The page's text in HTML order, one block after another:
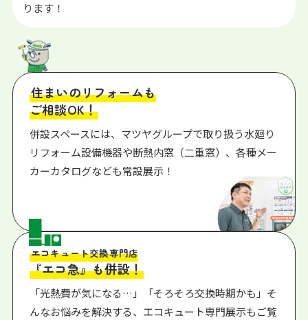
ります！
住まいのリフォームも
ご相談OK！
併設スペースには、マツヤグループで取り扱う水廻り
リフォーム設備機器や断熱内窓（二重窓）、各種メー
カーカタログなども常設展示！
エコキュート交換専門店
『エコ急』も併設！
「光熱費が気になる…」「そろそろ交換時期かも」そ
んなお悩みを解決する、エコキュート専門展示もご覧